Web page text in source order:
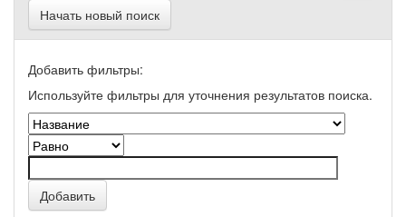
Начать новый поиск
Добавить фильтры:
Используйте фильтры для уточнения результатов поиска.